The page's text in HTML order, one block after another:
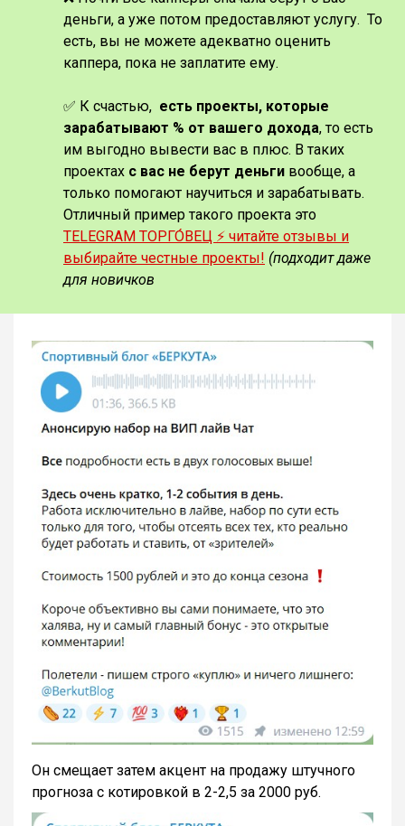
деньги, а уже потом предоставляют услугу. То
есть, вы не можете адекватно оценить
каппера, пока не заплатите ему.
✅ К счастью, есть проекты, которые
зарабатывают % от вашего дохода, то есть
им выгодно вывести вас в плюс. В таких
проектах с вас не берут деньги вообще, а
только помогают научиться и зарабатывать.
Отличный пример такого проекта это
TELEGRAM ТОРГО́ВЕЦ ⚡️ читайте отзывы и
выбирайте честные проекты! (подходит даже
для новичков
Он смещает затем акцент на продажу штучного
прогноза с котировкой в 2-2,5 за 2000 руб.